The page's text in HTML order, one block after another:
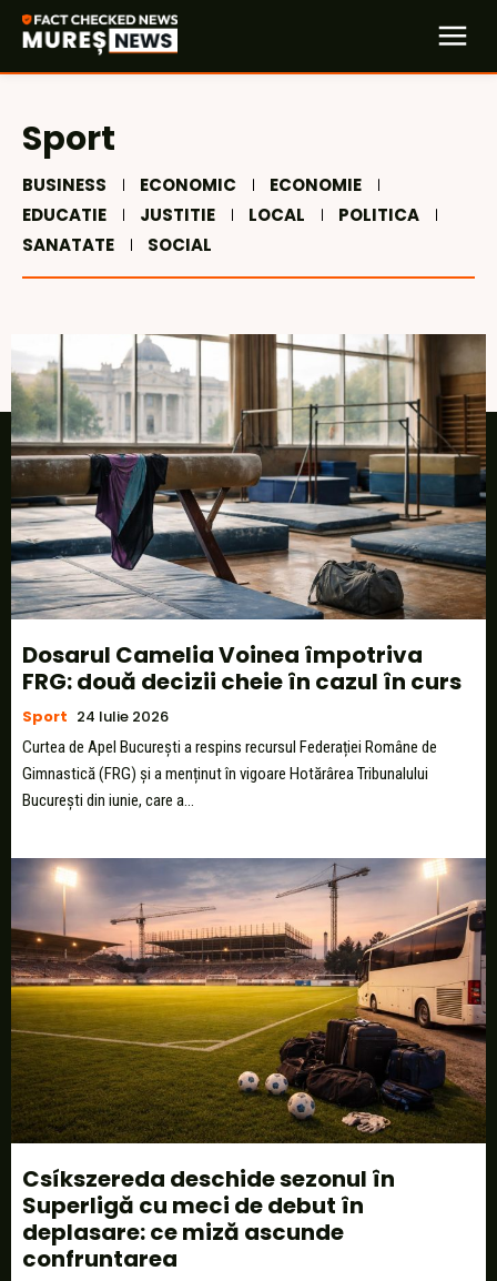
Sport
BUSINESS ECONOMIC
ECONOMIE
EDUCATIE
JUSTITIE LOCAL
POLITICA
SANATATE
SOCIAL
Dosarul Camelia Voinea împotriva
FRG: două decizii cheie în cazul în curs
Sport 24 Iulie 2026
Curtea de Apel București a respins recursul Federației Române de
Gimnastică (FRG) și a menținut în vigoare Hotărârea Tribunalului
București din iunie, care a...
Csíkszereda deschide sezonul în
Superligă cu meci de debut în
deplasare: ce miză ascunde
confruntarea